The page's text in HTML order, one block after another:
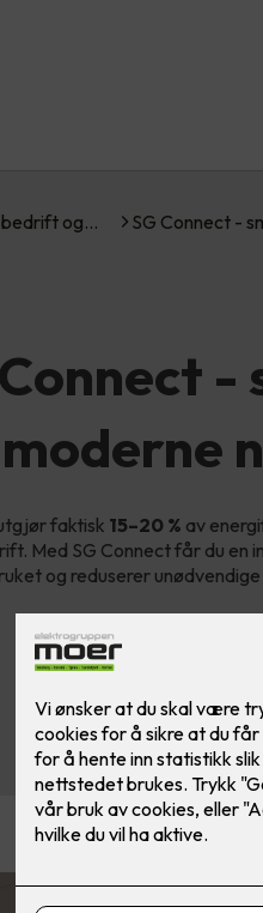
bedrift og… SG Connect -
faktisk 15–20 % av
Med SG Connect får du en
og reduserer